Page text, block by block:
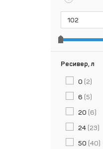
Ресивер, л
0 (2)
6 (5)
20 (6)
24 (23)
50 (40)